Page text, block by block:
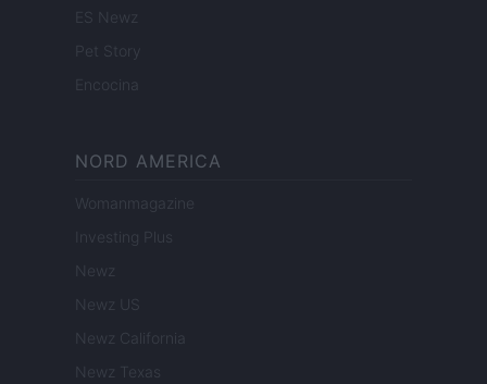
ES Newz
Pet Story
Encocina
NORD AMERICA
Womanmagazine
Investing Plus
Newz
Newz US
Newz California
Newz Texas